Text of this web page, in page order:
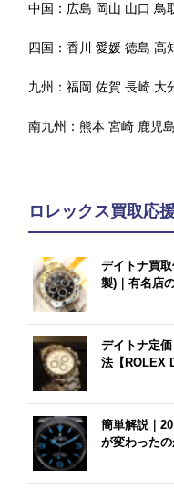
中国： 広島 岡山 山口 鳥
四国：香川 愛媛 徳島 高
九州：福岡 佐賀 長崎 大
南九州：熊本 宮崎 鹿児島
ロレックス買取応
デイトナ買
製)｜有名店
デイトナ定
法【ROLEX
簡単解説｜
が変わった